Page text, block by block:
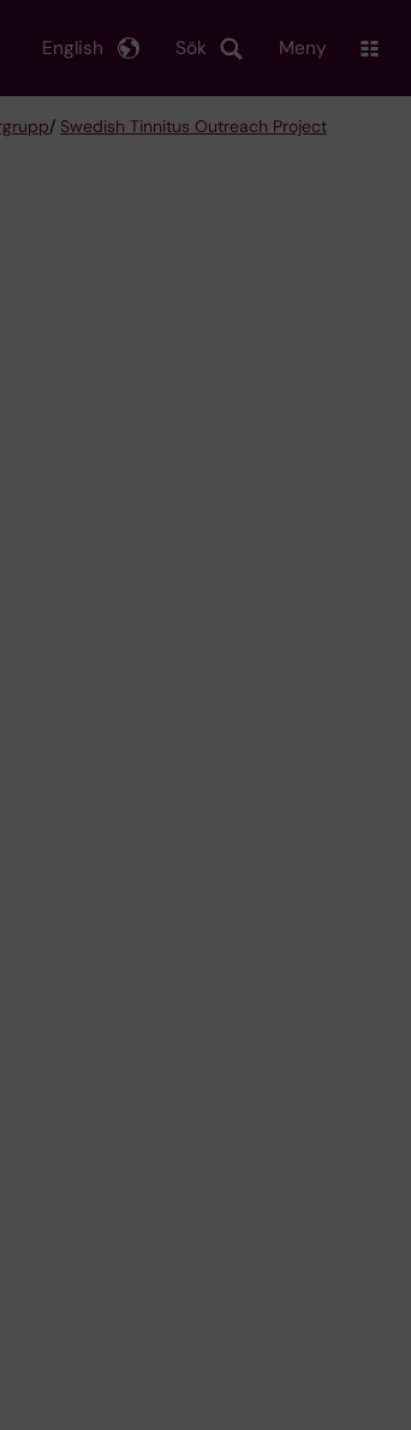
Sök
English Meny
/ Swedish Tinnitus Outreach Project